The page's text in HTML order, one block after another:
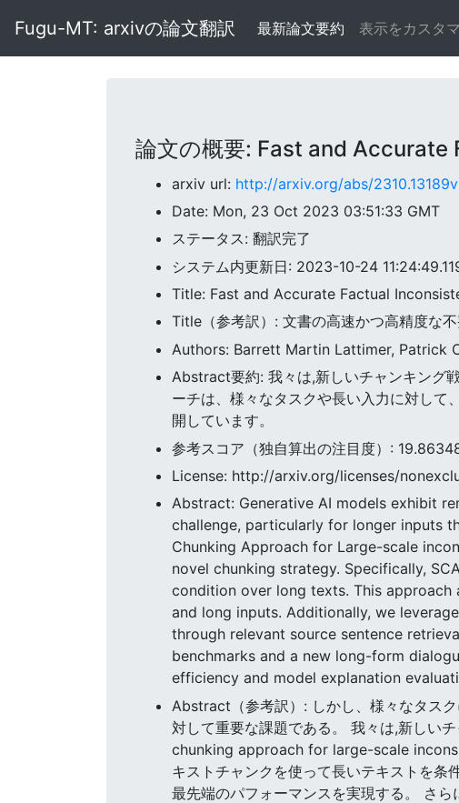
Fugu-MT: arxivの論文翻訳 最新論文要約 表示をカスタ
論文の概要: Fast and
arxiv url: http://arxiv.org/abs/
Date: Mon, 23 Oct 2023 03:51:33 GMT
ステータス: 翻訳完了
システム内更新日: 2023-10-24
Title: Fast and Accurate Factual
Title（参考訳）: 文書の高速かつ高精度な
Authors: Barrett Martin Lattimer, Patrick
Abstract要約: 我々は,新しいチャンキング
ーチは、様々なタスクや長い入力に対し
開しています。
参考スコア（独自算出の注目度）:
License: http://arxiv.org/licenses/
Abstract: Generative AI models exhibit
challenge, particularly for longer inputs
Chunking Approach for Large-scale
novel chunking strategy. Specifically,
condition over long texts. This
and long inputs. Additionally, we
through relevant source sentence
benchmarks and a new long-form
efficiency and model explanation
Abstract（参考訳）: しかし、様々なタス
対して重要な課題である。 我々は,新しい
chunking approach for large-scale
キストチャンクを使って長いテキストを条
最先端のパフォーマンスを実現する。 さ